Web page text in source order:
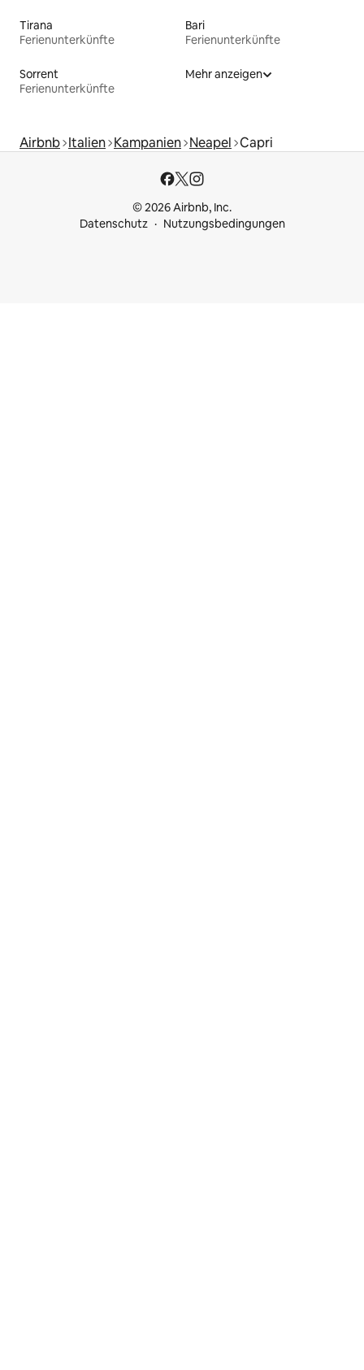
Tirana
Ferienunterkünfte
Bari
Ferienunterkünfte
Sorrent
Ferienunterkünfte
Mehr anzeigen
Airbnb Italien Kampanien Neapel Capri
© 2026 Airbnb, Inc.
Datenschutz
Nutzungsbedingungen